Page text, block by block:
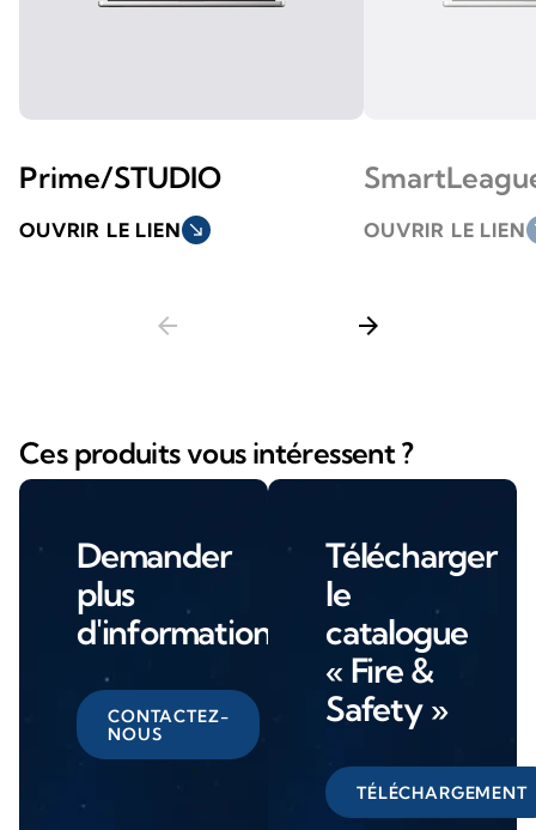
Prime/STUDIO
OUVRIR LE LIEN south_east OUVRIR LE LIEN
arrow_back arrow_forward
Ces produits vous intéressent ?
Demander
plus
d'informations
CONTACTEZ-
NOUS
Télécharger
le
catalogue
« Fire &
Safety »
TÉLÉCHARGEMENT